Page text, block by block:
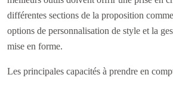
différentes sections de la proposition
options de personnalisation de style et la
mise en forme.
Les principales capacités à prendre en